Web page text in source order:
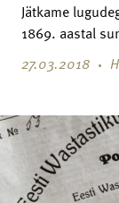
Jätkame
1869. aastal
27.03.2018